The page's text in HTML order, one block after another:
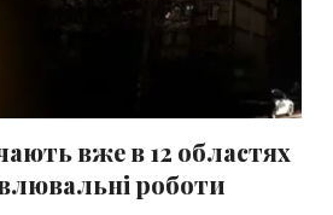
вже в 12 областях
роботи